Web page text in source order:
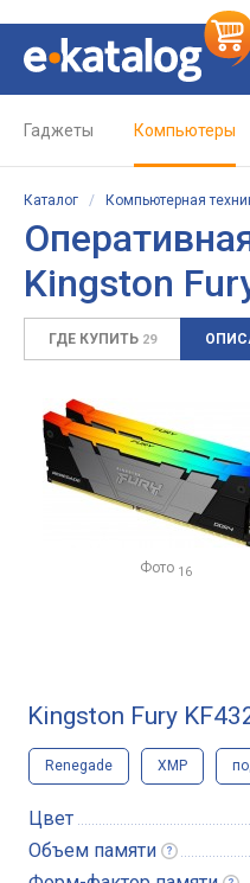
Гаджеты Компьютеры
Каталог / Компьютерная
Kingston
ГДЕ КУПИТЬ 29
Фото 16
Kingston Fury
Renegade XMP
Цвет
Объем памяти